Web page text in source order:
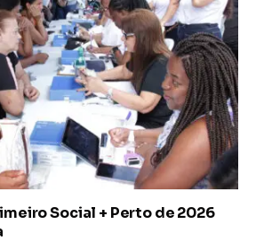
Social + Perto de 2026